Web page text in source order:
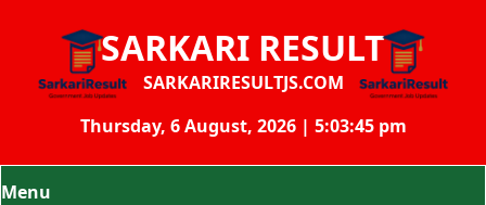
SARKARI RESULT
SARKARIRESULTJS.COM
Thursday, 6 August, 2026 | 5:03:45 pm
Menu